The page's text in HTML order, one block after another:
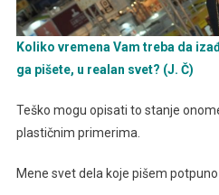
Koliko vremena Vam treba da
ga pišete, u realan svet? (J. Č)
Teško mogu opisati to stanje
plastičnim primerima.
Mene svet dela koje pišem